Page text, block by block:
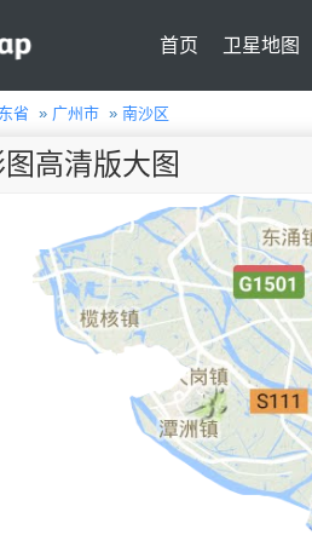
首页 卫星地图
省 » 广州市 » 南沙区
高清版大图